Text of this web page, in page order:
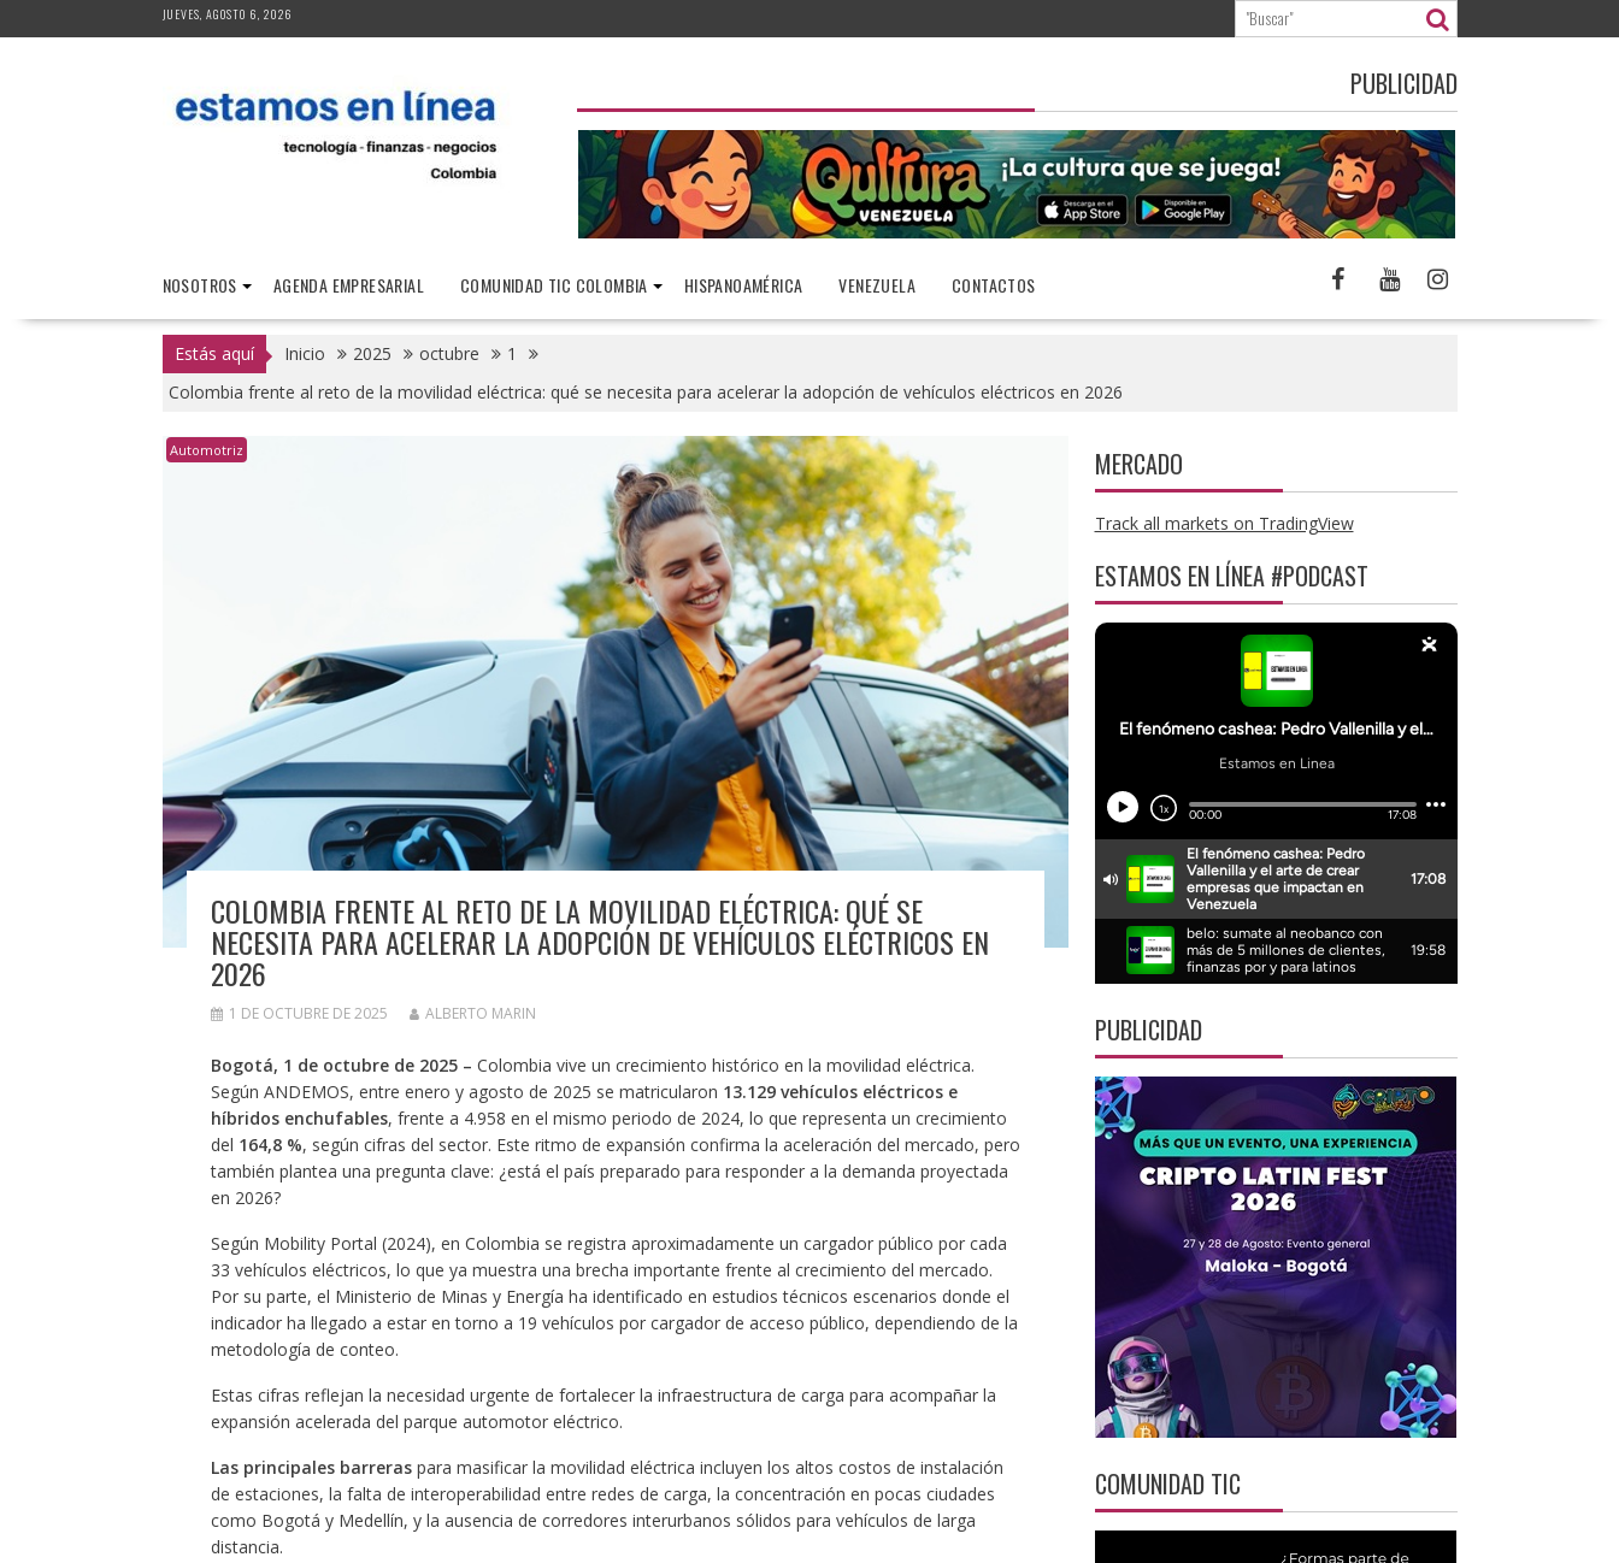
al
JUEVES, AGOSTO 6, 2026
PUBLICIDAD
NOSOTROS AGENDA EMPRESARIAL COMUNIDAD TIC COLOMBIA HISPANOAMÉRICA VENEZUELA CONTACTOS
Estás aquí Inicio 2025 octubre
1
Colombia frente al reto de la movilidad eléctrica: qué se necesita para acelerar la adopción de vehículos eléctricos en 2026
Automotriz
COLOMBIA FRENTE AL RETO DE LA MOVILIDAD ELÉCTRICA: QUÉ SE
NECESITA PARA ACELERAR LA ADOPCIÓN DE VEHÍCULOS ELÉCTRICOS EN
2026
1 DE OCTUBRE DE 2025 ALBERTO MARIN
Bogotá, 1 de octubre de 2025 – Colombia vive un crecimiento histórico en la movilidad eléctrica.
Según ANDEMOS, entre enero y agosto de 2025 se matricularon 13.129 vehículos eléctricos e
híbridos enchufables, frente a 4.958 en el mismo periodo de 2024, lo que representa un crecimiento
del 164,8 %, según cifras del sector. Este ritmo de expansión confirma la aceleración del mercado, pero
también plantea una pregunta clave: ¿está el país preparado para responder a la demanda proyectada
en 2026?
Según Mobility Portal (2024), en Colombia se registra aproximadamente un cargador público por cada
33 vehículos eléctricos, lo que ya muestra una brecha importante frente al crecimiento del mercado.
Por su parte, el Ministerio de Minas y Energía ha identificado en estudios técnicos escenarios donde el
indicador ha llegado a estar en torno a 19 vehículos por cargador de acceso público, dependiendo de la
metodología de conteo.
Estas cifras reflejan la necesidad urgente de fortalecer la infraestructura de carga para acompañar la
expansión acelerada del parque automotor eléctrico.
Las principales barreraspara masificar la movilidad eléctrica incluyen los altos costos de instalación
de estaciones, la falta de interoperabilidad entre redes de carga, la concentración en pocas ciudades
como Bogotá y Medellín, y la ausencia de corredores interurbanos sólidos para vehículos de larga
distancia.
MERCADO
Track all markets on TradingView
ESTAMOS EN LÍNEA #PODCAST
PUBLICIDAD
COMUNIDAD TIC